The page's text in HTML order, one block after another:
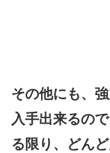
その他にも、
入手出来るの
る限り、どん